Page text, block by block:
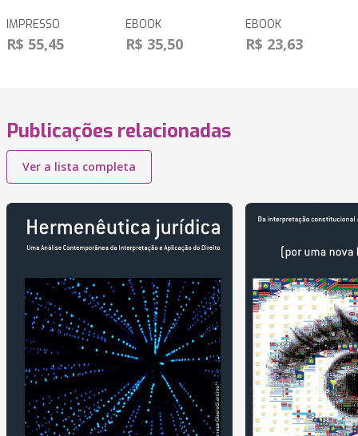
IMPRESSO
R$ 55,45
EBOOK
R$ 35,50
EBOOK
R$ 23,63
Publicações relacionadas
Ver a lista completa